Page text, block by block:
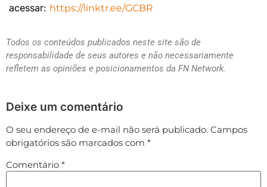
acessar: https://linktr.ee/GCBR
Todos os conteúdos publicados neste site são de
responsabilidade de seus autores e não necessariamente
refletem as opiniões e posicionamentos da FN Network.
Deixe um comentário
O seu endereço de e-mail não será publicado. Campos
obrigatórios são marcados com *
Comentário *